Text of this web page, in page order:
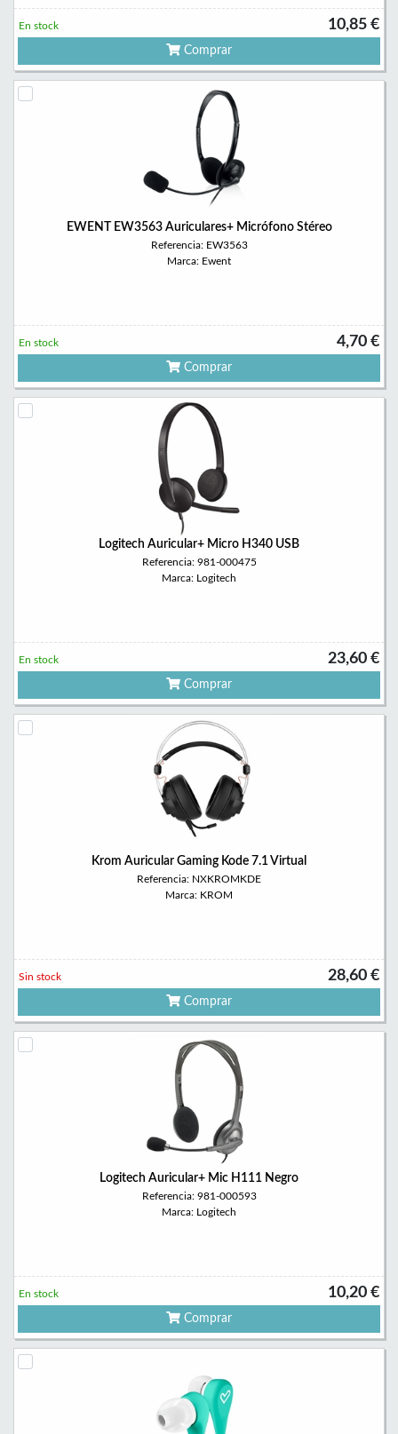
10,85 €
En stock
Comprar
EWENT EW3563 Auriculares+ Micrófono Stéreo
Referencia: EW3563
Marca: Ewent
4,70 €
En stock
Comprar
Logitech Auricular+ Micro H340 USB
Referencia: 981-000475
Marca: Logitech
23,60 €
En stock
Comprar
Krom Auricular Gaming Kode 7.1 Virtual
Referencia: NXKROMKDE
Marca: KROM
28,60 €
Sin stock
Comprar
Logitech Auricular+ Mic H111 Negro
Referencia: 981-000593
Marca: Logitech
10,20 €
En stock
Comprar